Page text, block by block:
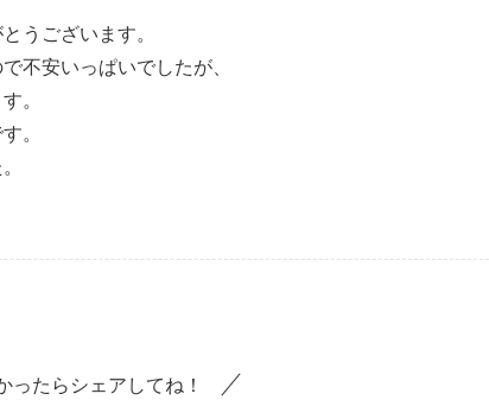
うございます。
不安いっぱいでしたが、
。
。
ったらシェアしてね！